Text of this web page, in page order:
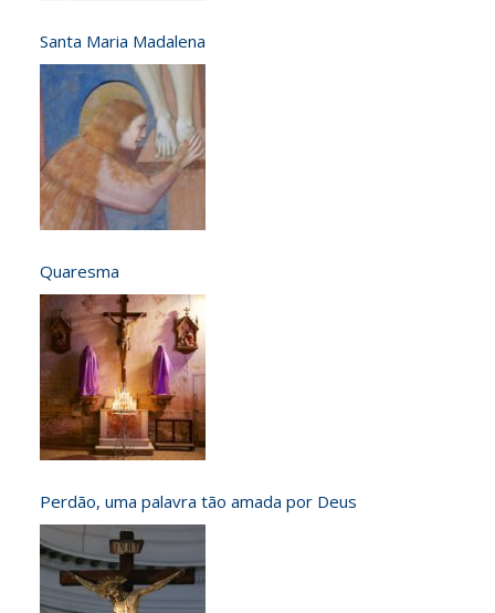
Santa Maria Madalena
Quaresma
Perdão, uma palavra tão amada por Deus